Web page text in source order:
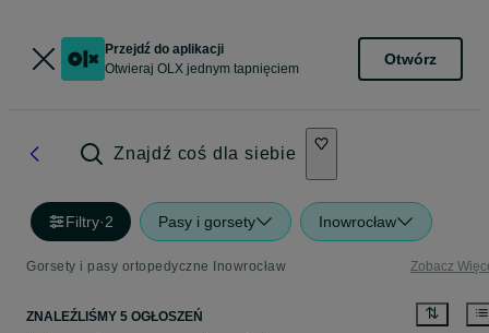
Przejdź do aplikacji
Otwieraj OLX jednym tapnięciem
Otwórz
Znajdź coś dla siebie
Filtry·2 Pasy i gorsety Inowrocław
Gorsety i pasy ortopedyczne Inowrocław Zobacz
ZNALEŹLIŚMY 5 OGŁOSZEŃ